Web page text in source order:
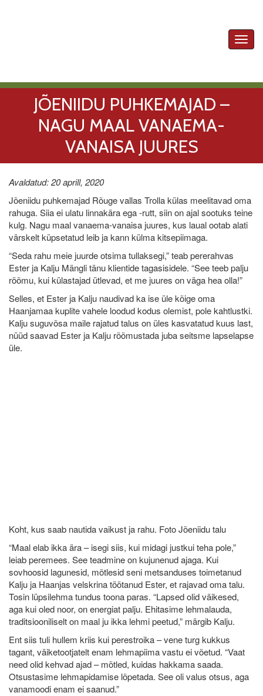
JÕENIIDU PUHKEMAJAD –
NAGU MAAL VANAEMA-
VANAISA JUURES
Avaldatud: 20 aprill, 2020
Jõeniidu puhkemajad Rõuge vallas Trolla külas meelitavad oma
rahuga. Siia ei ulatu linnakära ega -rutt, siin on ajal sootuks teine
kulg. Nagu maal vanaema-vanaisa juures, kus laual ootab alati
värskelt küpsetatud leib ja kann külma kitsepiimaga.
“Seda rahu meie juurde otsima tullaksegi,” teab pererahvas
Ester ja Kalju Mängli tänu klientide tagasisidele. “See teeb palju
rõõmu, kui külastajad ütlevad, et me juures on väga hea olla!”
Selles, et Ester ja Kalju naudivad ka ise üle kõige oma
Haanjamaa kuplite vahele loodud kodus olemist, pole kahtlustki.
Kalju suguvõsa maile rajatud talus on üles kasvatatud kuus last,
nüüd saavad Ester ja Kalju rõõmustada juba seitsme lapselapse
üle.
Koht, kus saab nautida vaikust ja rahu. Foto Jõeniidu talu
“Maal elab ikka ära – isegi siis, kui midagi justkui teha pole,”
leiab peremees. See teadmine on kujunenud ajaga. Kui
sovhoosid lagunesid, mõtlesid seni metsanduses toimetanud
Kalju ja Haanjas velskrina töötanud Ester, et rajavad oma talu.
Tosin lüpsilehma tundus toona paras. “Lapsed olid väikesed,
aga kui oled noor, on energiat palju. Ehitasime lehmalauda,
traditsiooniliselt on maal ju ikka lehmi peetud,” märgib Kalju.
Ent siis tuli hullem kriis kui perestroika – vene turg kukkus
tagant, väiketootjatelt enam lehmapiima vastu ei võetud. “Vaat
need olid kehvad ajad – mõtled, kuidas hakkama saada.
Otsustasime lehmapidamise lõpetada. See oli valus otsus, aga
vanamoodi enam ei saanud.”